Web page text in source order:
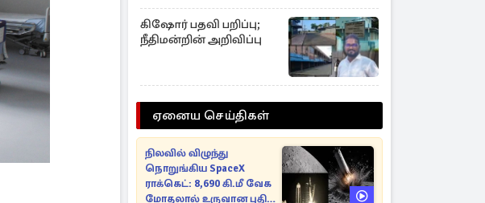
கிஷோர் பதவி பறிப்பு;
நீதிமன்றின் அறிவிப்பு
ஏனைய செய்திகள்
நிலவில் விழுந்து
நொறுங்கிய SpaceX
ராக்கெட்: 8,690 கி.மீ வேக
மோதலால் உருவான புதிய